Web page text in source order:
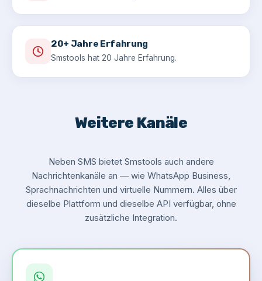
20+ Jahre Erfahrung
Smstools hat 20 Jahre Erfahrung.
Weitere Kanäle
Neben SMS bietet Smstools auch andere
Nachrichtenkanäle an — wie WhatsApp Business,
Sprachnachrichten und virtuelle Nummern. Alles über
dieselbe Plattform und dieselbe API verfügbar, ohne
zusätzliche Integration.